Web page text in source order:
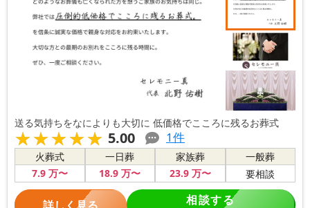
送る気持ちをなによりも大切に 低価格でこころに残るお葬式
★★★★★
★★★★★ 5.00 1件
火葬式
7.9万〜
一日葬
18.9 万〜
家族葬
23.9万〜
一般葬
要相談
詳しく見る 相談する